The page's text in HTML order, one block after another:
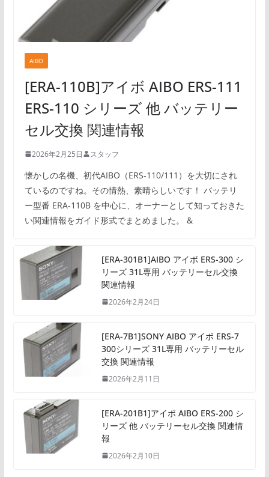
AIBO
[ERA-110B]アイボ AIBO ERS-111
ERS-110 シリーズ 他 バッテリー
セル交換 関連情報
2026年2月25日 スタッフ
懐かしの名機、初代AIBO（ERS-110/111）を大切にされ
ているのですね。その情熱、素晴らしいです！ バッテリ
ー型番 ERA-110B を中心に、オーナーとして知っておきた
い関連情報をガイド形式でまとめました。 &
[ERA-301B1]AIBO アイボ ERS-300 シ
リーズ 31L専用 バッテリーセル交換
関連情報
2026年2月24日
[ERA-7B1]SONY AIBO アイボ ERS-7
300シリーズ 31L専用 バッテリーセル
交換 関連情報
2026年2月11日
[ERA-201B1]アイボ AIBO ERS-200 シ
リーズ 他 バッテリーセル交換 関連情
報
2026年2月10日